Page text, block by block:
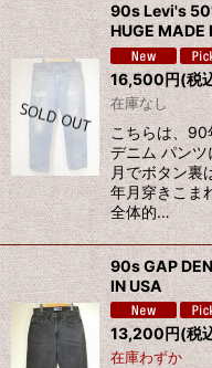
90s Levi's
HUGE MADE
16,500円(税
在庫なし
こちらは、90
デニム パン
月でボタン裏
年月穿きこま
全体的…
90s GAP
IN USA
13,200円(税
在庫わずか